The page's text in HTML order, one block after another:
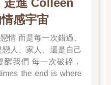
走進 Colleen
感宇宙
情 而是每一次錯過、
人、家人、還是自己
醒我們 每一次破碎，
the end is where